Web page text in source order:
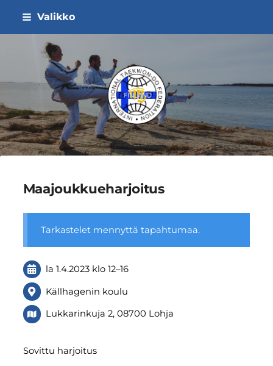
Siirry
sisältöön
Valikko
ITF Taekwon-do Liitto ry
Maajoukkueharjoitus
Tarkastelet mennyttä tapahtumaa.
la 1.4.2023 klo 12–16
Källhagenin koulu
Lukkarinkuja 2, 08700 Lohja
Sovittu harjoitus